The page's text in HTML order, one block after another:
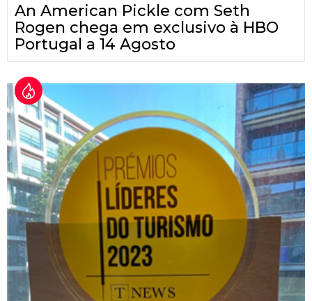
An American Pickle com Seth
Rogen chega em exclusivo à HBO
Portugal a 14 Agosto